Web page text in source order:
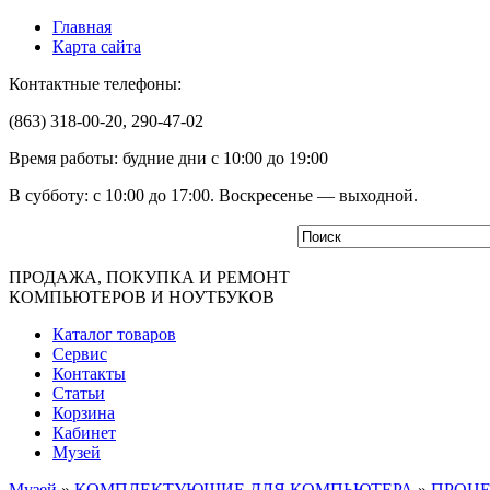
Главная
Карта сайта
Контактные телефоны:
(863) 318-00-20, 290-47-02
Время работы: будние дни с 10:00 до 19:00
В субботу: с 10:00 до 17:00. Воскресенье — выходной.
ПРОДАЖА, ПОКУПКА И РЕМОНТ
КОМПЬЮТЕРОВ И НОУТБУКОВ
Каталог товаров
Сервис
Контакты
Статьи
Корзина
Кабинет
Музей